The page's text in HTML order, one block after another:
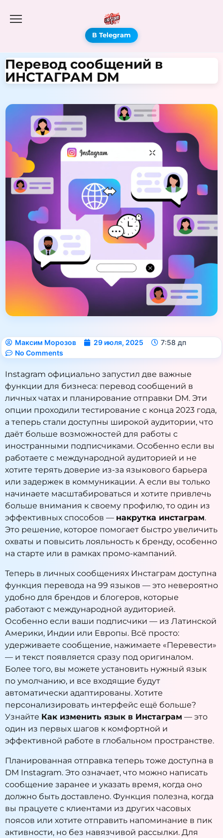
В Telegram
Перевод сообщений в
ИНСТАГРАМ DM
Максим Морозов 29 июля, 2025
7:58 дп
No Comments
Instagram официально запустил две важные
функции для бизнеса: перевод сообщений в
личных чатах и планирование отправки DM. Эти
опции проходили тестирование с конца 2023 года,
а теперь стали доступны широкой аудитории, что
даёт больше возможностей для работы с
иностранными подписчиками. Особенно если вы
работаете с международной аудиторией и не
хотите терять доверие из-за языкового барьера
или задержек в коммуникации. А если вы только
начинаете масштабироваться и хотите привлечь
больше внимания к своему профилю, то один из
эффективных способов — накрутка инстаграм.
Это решение, которое помогает быстро увеличить
охваты и повысить лояльность к бренду, особенно
на старте или в рамках промо-кампаний.
Теперь в личных сообщениях Инстаграм доступна
функция перевода на 99 языков — это невероятно
удобно для брендов и блогеров, которые
работают с международной аудиторией.
Особенно если ваши подписчики — из Латинской
Америки, Индии или Европы. Всё просто:
удерживаете сообщение, нажимаете «Перевести»
— и текст появляется сразу под оригиналом.
Более того, вы можете установить нужный язык
по умолчанию, и все входящие будут
автоматически адаптированы. Хотите
персонализировать интерфейс ещё больше?
Узнайте Как изменить язык в Инстаграм — это
один из первых шагов к комфортной и
эффективной работе в глобальном пространстве.
Планированная отправка теперь тоже доступна в
DM Instagram. Это означает, что можно написать
сообщение заранее и указать время, когда оно
должно быть доставлено. Функция полезна, когда
вы працуете с клиентами из других часовых
поясов или хотите отправить напоминание в пик
активности, но без навязчивой рассылки. Для